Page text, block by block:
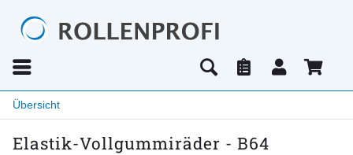
Übersicht
Elastik-Vollgummiräder - B64